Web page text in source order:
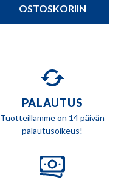
159,90 €.
149,90 €.
OSTOSKORIIN
PALAUTUS
Tuotteillamme on 14 päivän
palautusoikeus!